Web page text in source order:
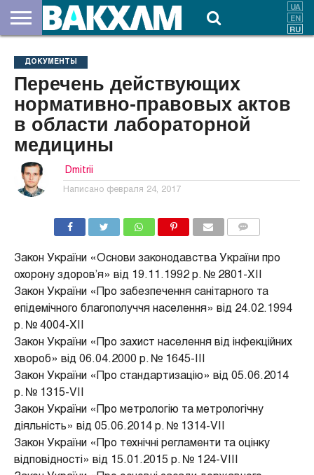
НАС
ВЗНОСЫ
ДОКУМЕНТЫ
НОВОСТИ
КОНТАКТЫ
ДОКУМЕНТЫ
Перечень действующих
нормативно-правовых актов
в области лабораторной
медицины
Dmitrii
Написано февраля 24, 2017
Закон України «Основи законодавства України про
охорону здоров’я» від 19.11.1992 р. № 2801-ХІІ
Закон України «Про забезпечення санітарного та
епідемічного благополуччя населення» від 24.02.1994
р. № 4004-ХІІ
Закон України «Про захист населення від інфекційних
хвороб» від 06.04.2000 р. № 1645-ІІІ
Закон України «Про стандартизацію» від 05.06.2014
р. № 1315-VII
Закон України «Про метрологію та метрологічну
діяльність» від 05.06.2014 р. № 1314-VII
Закон України «Про технічні регламенти та оцінку
відповідності» від 15.01.2015 р. № 124-VIII